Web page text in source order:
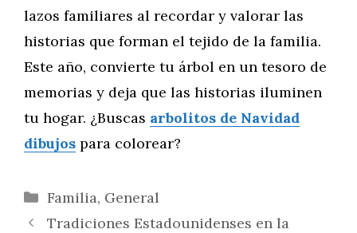
lazos familiares al recordar y valorar las
historias que forman el tejido de la familia.
Este año, convierte tu árbol en un tesoro de
memorias y deja que las historias iluminen
tu hogar. ¿Buscas arbolitos de Navidad
dibujos para colorear?
Categorías
Familia, General
Tradiciones Estadounidenses en la